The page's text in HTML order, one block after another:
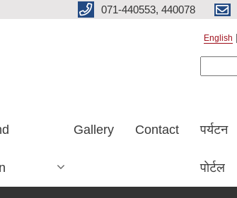
071-440553, 440078
English
Gallery Contact पर्यटन
पाेर्टल